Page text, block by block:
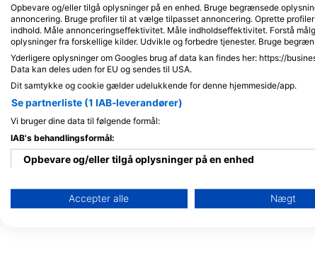
Pirates Dive Club
Falcon Hills Hotel,
Sharm El-Sheikh,
Dive For Life
Viva Sharm Hotel, 46619 Sharm El-Sheikh, Egypten
Opbevare og/eller tilgå oplysninger på en enhed. Bruge begrænsede
annoncering. Bruge profiler til at vælge tilpasset annoncering. Oprette
indhold. Måle annonceringseffektivitet. Måle indholdseffektivitet. Forstå
oplysninger fra forskellige kilder. Udvikle og forbedre tjenester. Bruge
Yderligere oplysninger om Googles brug af data kan findes her: https://
Data kan deles uden for EU og sendes til USA.
Dit samtykke og cookie gælder udelukkende for denne hjemmeside/app.
Se partnerliste (1 IAB-leverandører)
Vi bruger dine data til følgende formål:
IAB's behandlingsformål:
Opbevare og/eller tilgå oplysninger på en enhed
Bruge begrænsede oplysninger til at vælge annoncering
Accepter alle Nægt